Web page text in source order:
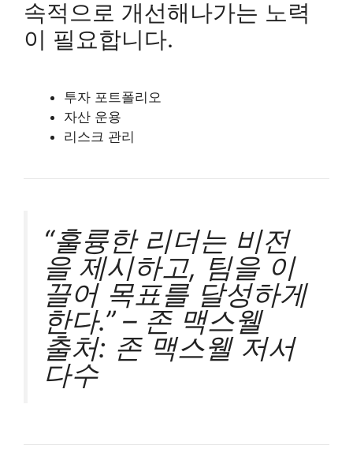
속적으로 개선해나가는 노력
이 필요합니다.
투자 포트폴리오
자산 운용
리스크 관리
“훌륭한 리더는 비전
을 제시하고, 팀을 이
끌어 목표를 달성하게
한다.” – 존 맥스웰
출처: 존 맥스웰 저서
다수